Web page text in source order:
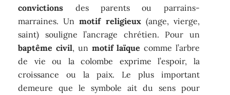
convictions des parents ou parrains-
marraines. Unmotif religieux (ange, vierge,
saint) souligne l’ancrage chrétien. Pour un
baptême civil, un motif laïque comme l’arbre
de vie ou la colombe exprime l’espoir, la
croissance ou la paix. Le plus important
demeure que le symbole ait du sens pour